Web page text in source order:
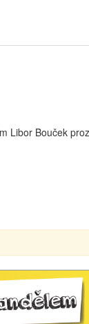
Up/Down Arrow
Bouček